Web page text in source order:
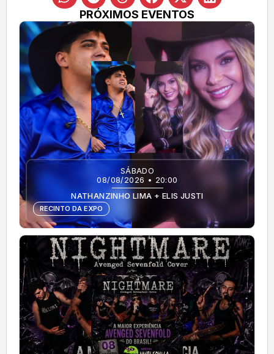
PRÓXIMOS EVENTOS
SÁBADO
08/08/2026 • 20:00
NATHANZINHO LIMA + ELIS JUSTI
RECINTO DA EXPO